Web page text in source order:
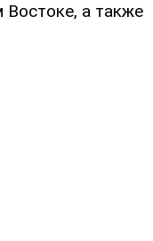
Востоке, а также